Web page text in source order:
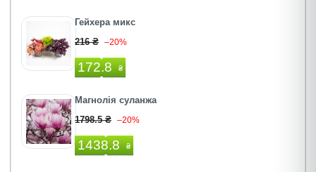
Гейхера микс
216 ₴ –20%
172.8 ₴
Магнолія суланжа
1798.5 ₴ –20%
1438.8 ₴